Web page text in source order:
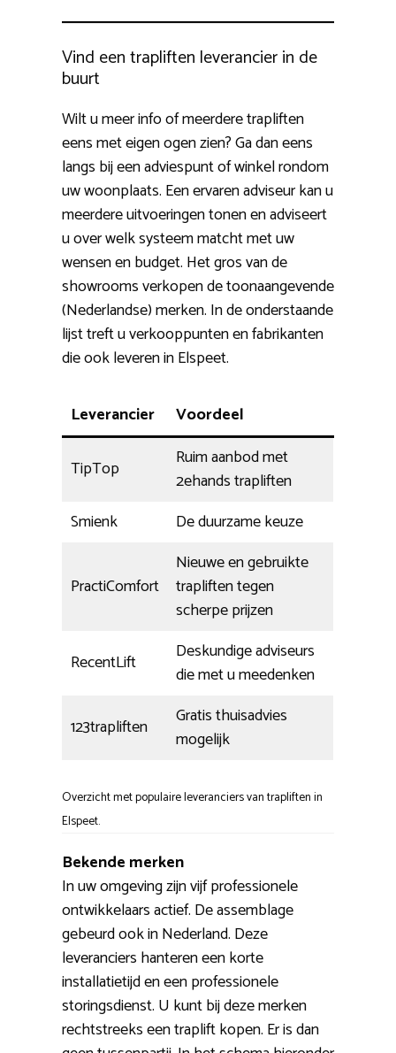
Vind een trapliften leverancier in de
buurt
Wilt u meer info of meerdere trapliften
eens met eigen ogen zien? Ga dan eens
langs bij een adviespunt of winkel rondom
uw woonplaats. Een ervaren adviseur kan u
meerdere uitvoeringen tonen en adviseert
u over welk systeem matcht met uw
wensen en budget. Het gros van de
showrooms verkopen de toonaangevende
(Nederlandse) merken. In de onderstaande
lijst treft u verkooppunten en fabrikanten
die ook leveren in Elspeet.
Leverancier Voordeel
TipTop
Ruim aanbod met
2ehands trapliften
Smienk
De duurzame keuze
PractiComfort
Nieuwe en gebruikte
trapliften tegen
scherpe prijzen
RecentLift
Deskundige adviseurs
die met u meedenken
123trapliften
Gratis thuisadvies
mogelijk
Overzicht met populaire leveranciers van trapliften in
Elspeet.
Bekende merken
In uw omgeving zijn vijf professionele
ontwikkelaars actief. De assemblage
gebeurd ook in Nederland. Deze
leveranciers hanteren een korte
installatietijd en een professionele
storingsdienst. U kunt bij deze merken
rechtstreeks een traplift kopen. Er is dan